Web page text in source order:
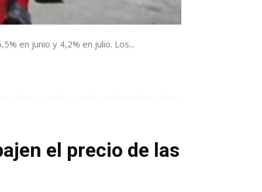
en junio y 4,2% en julio. Los...
el precio de las